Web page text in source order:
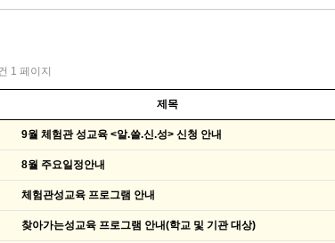
1 페이지
제목
9월 체험관 성교육 <알.쓸.신.성> 신청 안내
8월 주요일정안내
체험관성교육 프로그램 안내
찾아가는성교육 프로그램 안내(학교 및 기관 대상)